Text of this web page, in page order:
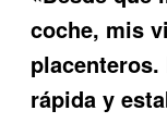
coche, mis
rápida y